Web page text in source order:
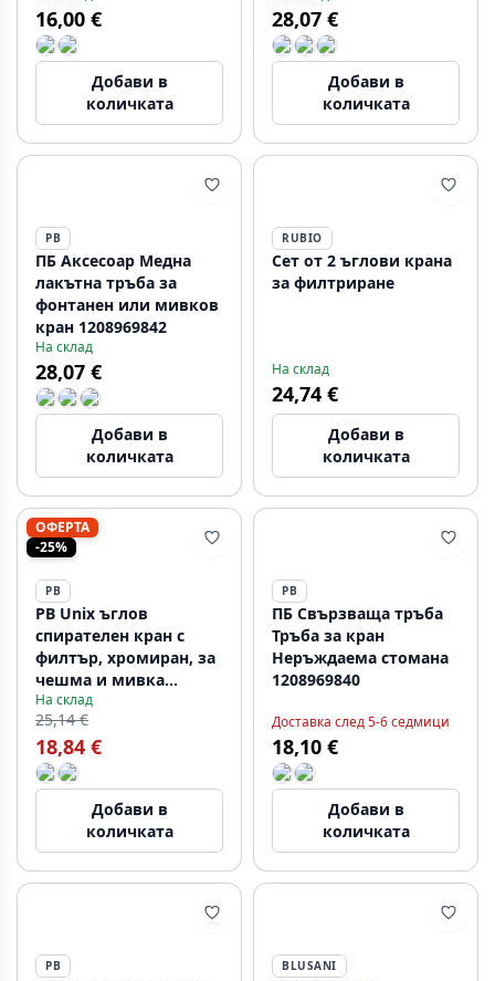
16,00 €
Добави в
количката
28,07 €
Добави в
количката
PB
ПБ Аксесоар Медна
лакътна тръба за
фонтанен или мивков
кран 1208969842
На склад
28,07 €
Добави в
количката
RUBIO
Сет от 2 ъглови крана
за филтриране
На склад
24,74 €
Добави в
количката
ОФЕРТА
-25%
PB
PB Unix ъглов
спирателен кран с
филтър, хромиран, за
чешма и мивка
1208953286
На склад
25,14 €
18,84 €
Добави в
количката
PB
ПБ Свързваща тръба
Тръба за кран
Неръждаема стомана
1208969840
Доставка след 5-6 седмици
18,10 €
Добави в
количката
PB BLUSANI